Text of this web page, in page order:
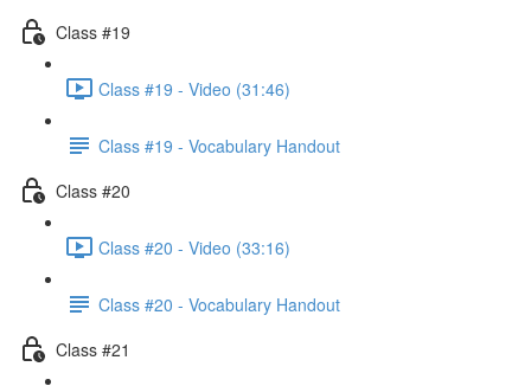
Class #19
Class #19 - Video (31:46)
Class #19 - Vocabulary Handout
Class #20
Class #20 - Video (33:16)
Class #20 - Vocabulary Handout
Class #21